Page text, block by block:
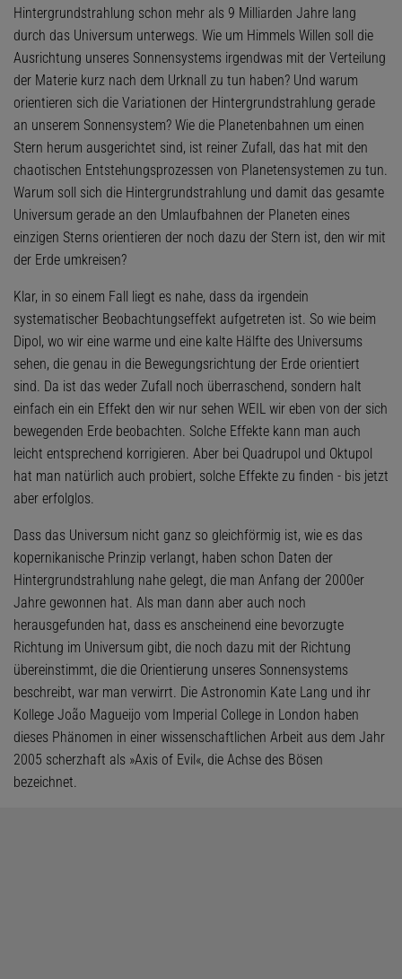
Hintergrundstrahlung schon mehr als 9 Milliarden Jahre lang
durch das Universum unterwegs. Wie um Himmels Willen soll die
Ausrichtung unseres Sonnensystems irgendwas mit der Verteilung
der Materie kurz nach dem Urknall zu tun haben? Und warum
orientieren sich die Variationen der Hintergrundstrahlung gerade
an unserem Sonnensystem? Wie die Planetenbahnen um einen
Stern herum ausgerichtet sind, ist reiner Zufall, das hat mit den
chaotischen Entstehungsprozessen von Planetensystemen zu tun.
Warum soll sich die Hintergrundstrahlung und damit das gesamte
Universum gerade an den Umlaufbahnen der Planeten eines
einzigen Sterns orientieren der noch dazu der Stern ist, den wir mit
der Erde umkreisen?
Klar, in so einem Fall liegt es nahe, dass da irgendein
systematischer Beobachtungseffekt aufgetreten ist. So wie beim
Dipol, wo wir eine warme und eine kalte Hälfte des Universums
sehen, die genau in die Bewegungsrichtung der Erde orientiert
sind. Da ist das weder Zufall noch überraschend, sondern halt
einfach ein ein Effekt den wir nur sehen WEIL wir eben von der sich
bewegenden Erde beobachten. Solche Effekte kann man auch
leicht entsprechend korrigieren. Aber bei Quadrupol und Oktupol
hat man natürlich auch probiert, solche Effekte zu finden - bis jetzt
aber erfolglos.
Dass das Universum nicht ganz so gleichförmig ist, wie es das
kopernikanische Prinzip verlangt, haben schon Daten der
Hintergrundstrahlung nahe gelegt, die man Anfang der 2000er
Jahre gewonnen hat. Als man dann aber auch noch
herausgefunden hat, dass es anscheinend eine bevorzugte
Richtung im Universum gibt, die noch dazu mit der Richtung
übereinstimmt, die die Orientierung unseres Sonnensystems
beschreibt, war man verwirrt. Die Astronomin Kate Lang und ihr
Kollege João Magueijo vom Imperial College in London haben
dieses Phänomen in einer wissenschaftlichen Arbeit aus dem Jahr
2005 scherzhaft als »Axis of Evil«, die Achse des Bösen
bezeichnet.